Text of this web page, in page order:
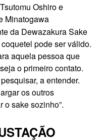
Oshiro e
Minatogawa
da Dewazakura Sake
pode ser válido.
aquela pessoa que
o primeiro contato.
a entender.
os outros
o sake sozinho”.